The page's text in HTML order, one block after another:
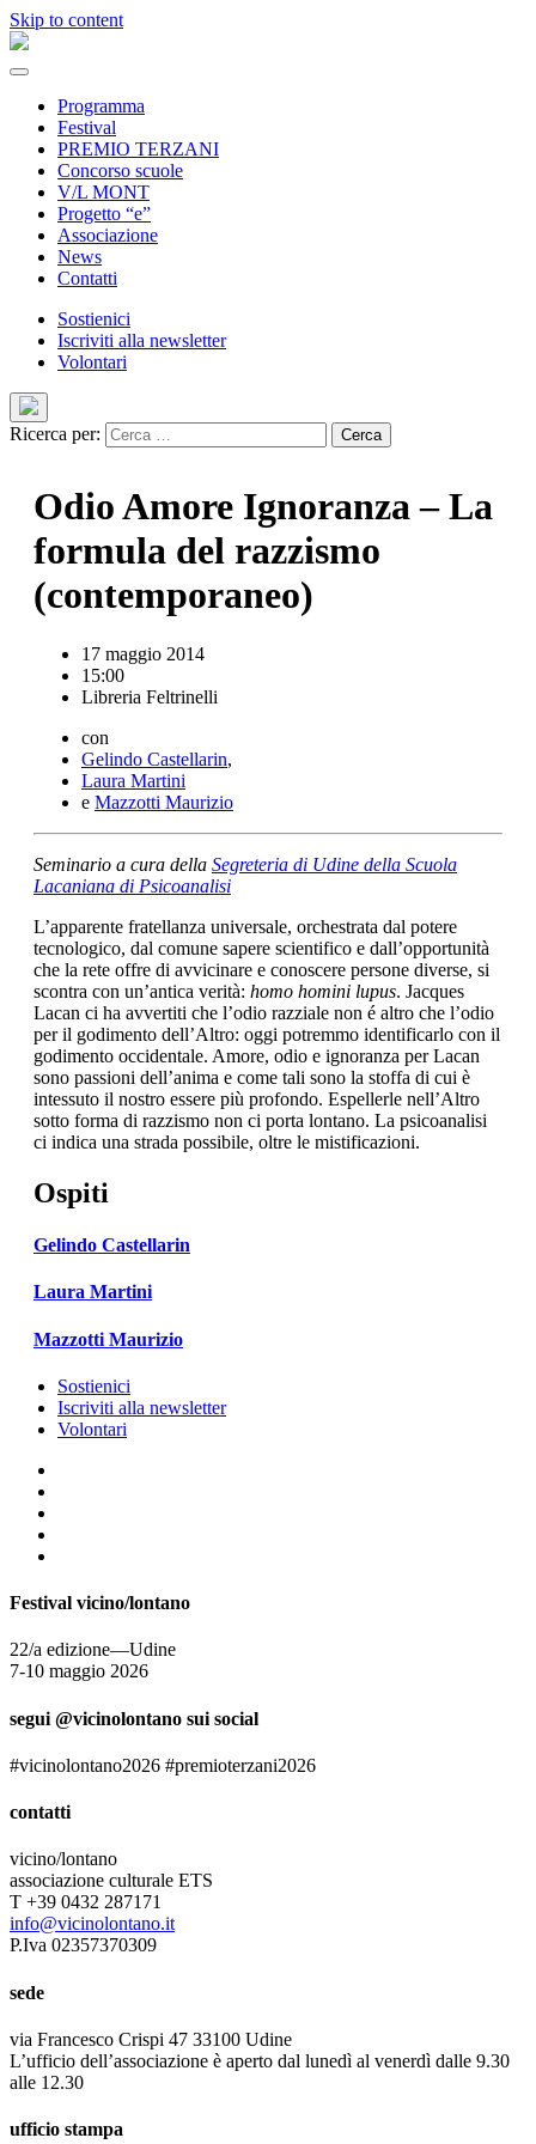
Skip to content
Programma
Festival
PREMIO TERZANI
Concorso scuole
V/L MONT
Progetto “e”
Associazione
News
Contatti
Sostienici
Iscriviti alla newsletter
Volontari
Ricerca per:
Odio Amore Ignoranza – La
formula del razzismo
(contemporaneo)
17 maggio 2014
15:00
Libreria Feltrinelli
con
Gelindo Castellarin,
Laura Martini
e Mazzotti Maurizio
Seminario a cura della Segreteria di Udine della Scuola
Lacaniana di Psicoanalisi
L’apparente fratellanza universale, orchestrata dal potere
tecnologico, dal comune sapere scientifico e dall’opportunità
che la rete offre di avvicinare e conoscere persone diverse, si
scontra con un’antica verità: homo homini lupus. Jacques
Lacan ci ha avvertiti che l’odio razziale non é altro che l’odio
per il godimento dell’Altro: oggi potremmo identificarlo con il
godimento occidentale. Amore, odio e ignoranza per Lacan
sono passioni dell’anima e come tali sono la stoffa di cui è
intessuto il nostro essere più profondo. Espellerle nell’Altro
sotto forma di razzismo non ci porta lontano. La psicoanalisi
ci indica una strada possibile, oltre le mistificazioni.
Ospiti
Gelindo Castellarin
Laura Martini
Mazzotti Maurizio
Sostienici
Iscriviti alla newsletter
Volontari
Festival vicino/lontano
22/a edizione—Udine
7-10 maggio 2026
segui @vicinolontano sui social
#vicinolontano2026 #premioterzani2026
contatti
vicino/lontano
associazione culturale ETS
T +39 0432 287171
info@vicinolontano.it
P.Iva 02357370309
sede
via Francesco Crispi 47 33100 Udine
L’ufficio dell’associazione è aperto dal lunedì al venerdì dalle 9.30
alle 12.30
ufficio stampa